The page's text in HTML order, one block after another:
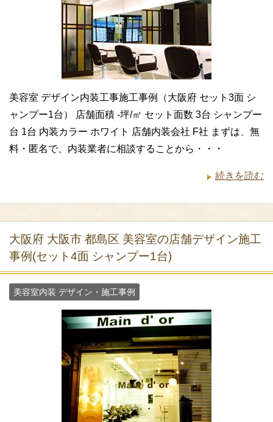
美容室 デザイン内装工事施工事例（大阪府 セット3面 シ
ャンプー1台） 店舗面積 -坪/㎡ セット面数 3台 シャンプー
台 1台 内装カラー ホワイト 店舗内装会社 F社 まずは、無
料・匿名で、内装業者に相談することから・・・
続きを読む
大阪府 大阪市 都島区 美容室の店舗デザイン施工
事例(セット4面 シャンプー1台)
美容室内装 デザイン・施工事例